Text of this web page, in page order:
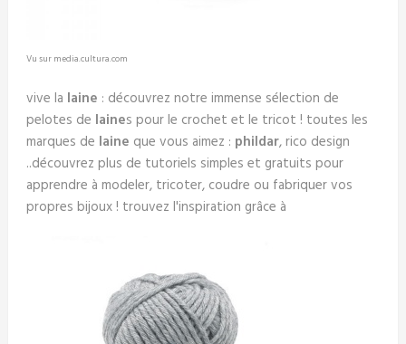
Vu sur media.cultura.com
vive la laine : découvrez notre immense sélection de
pelotes de laines pour le crochet et le tricot ! toutes les
marques de laine que vous aimez : phildar, rico design
..découvrez plus de tutoriels simples et gratuits pour
apprendre à modeler, tricoter, coudre ou fabriquer vos
propres bijoux ! trouvez l'inspiration grâce à